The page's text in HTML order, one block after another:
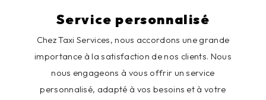
Service personnalisé
Chez Taxi Services, nous accordons une grande
importance à la satisfaction de nos clients. Nous
nous engageons à vous offrir un service
personnalisé, adapté à vos besoins et à votre